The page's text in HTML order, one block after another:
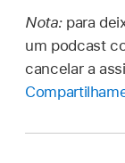
Nota: para
um podcast
cancelar a